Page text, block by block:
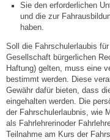
Gemeindeverwaltung
Mitarbeiter
Stellenangebote
Ortsrecht
Sie den erforderlichen
und die zur
haben.
Soll die Fahrschulerlaubis
Gesellschaft bürgerlichen
Haftung) gelten, muss eine
bestimmt werden. Diese
Gewähr dafür bieten, dass
eingehalten werden. Die
der Fahrschulerlaubnis, wie
als Fahrlehrerinoder
Teilnahme am Kurs der